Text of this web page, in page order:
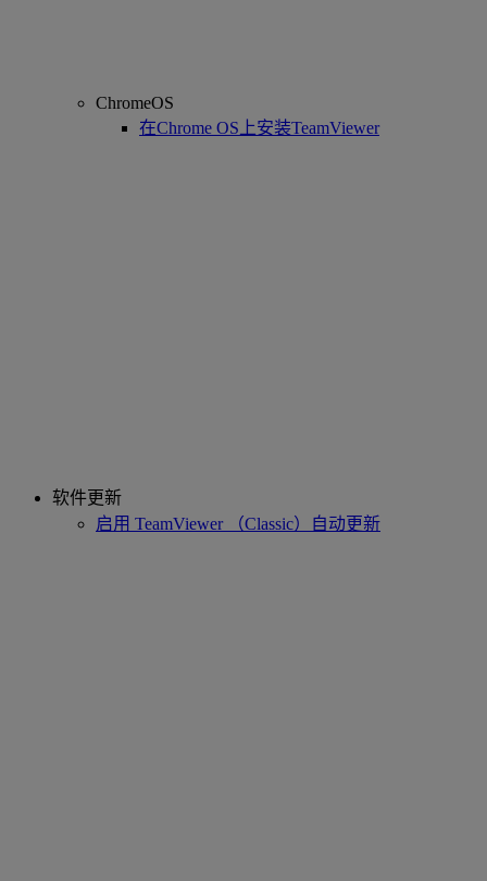
ChromeOS
在Chrome OS上安装TeamViewer
软件更新
启用 TeamViewer （Classic）自动更新